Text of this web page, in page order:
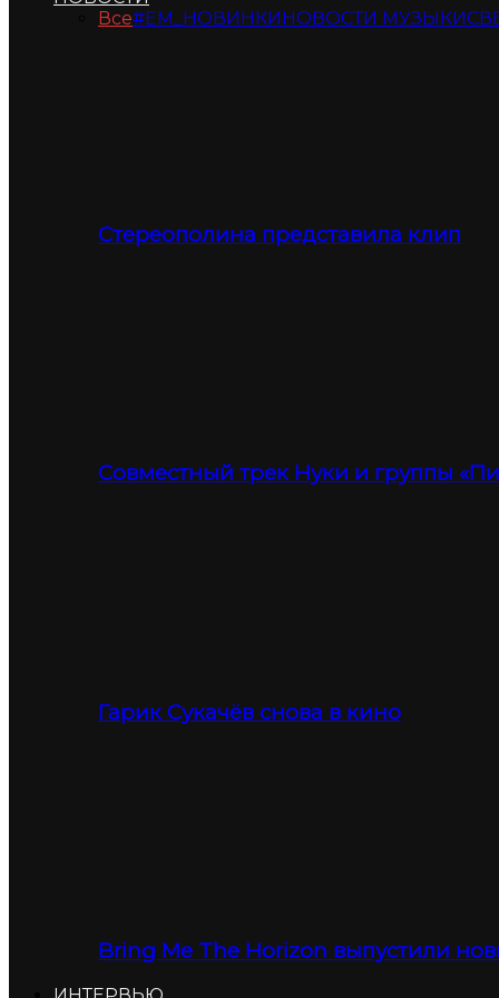
Все#ЕМ_НОВИНКИНОВОСТИ МУЗЫКИ
Стереополина представила клип
Совместный трек Нуки и группы
Гарик Сукачёв снова в кино
Bring Me The Horizon выпустили